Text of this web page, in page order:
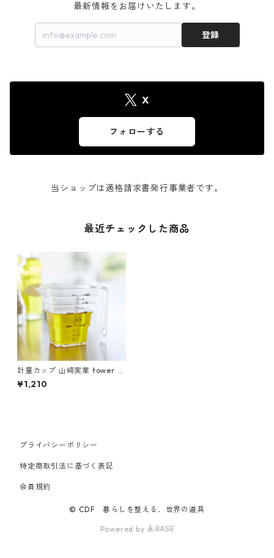
最新情報をお届けいたします。
登録
X
フォローする
当ショップは適格請求書発行事業者です。
最近チェックした商品
計量カップ 山崎実業 tower タ
ワー マグネット段々計量カッ
プ 200mL ホワイト
¥1,210
プライバシーポリシー
特定商取引法に基づく表記
会員規約
© CDF 暮らしを整える、世界の道具
Powered by